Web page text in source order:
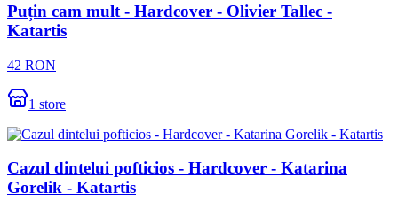
Puțin cam mult - Hardcover - Olivier Tallec -
Katartis
42 RON
1 store
Cazul dintelui pofticios - Hardcover - Katarina
Gorelik - Katartis